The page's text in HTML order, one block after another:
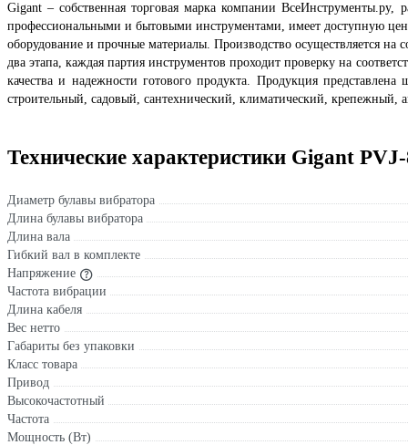
Gigant – собственная торговая марка компании ВсеИнструменты.ру,
профессиональными и бытовыми инструментами, имеет доступную
оборудование и прочные материалы. Производство осуществляется
два этапа, каждая партия инструментов проходит проверку на
качества и надежности готового продукта. Продукция
строительный, садовый, сантехнический, климатический, крепежный,
Технические характеристики Gigant
Диаметр булавы вибратора
Длина булавы вибратора
Длина вала
Гибкий вал в комплекте
Напряжение
Частота вибрации
Длина кабеля
Вес нетто
Габариты без упаковки
Класс товара
Привод
Высокочастотный
Частота
Мощность (Вт)